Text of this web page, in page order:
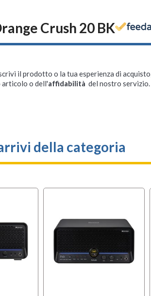
Crush 20 BK
il prodotto o la tua esperienza di
o dell'affidabilità del nostro
della categoria